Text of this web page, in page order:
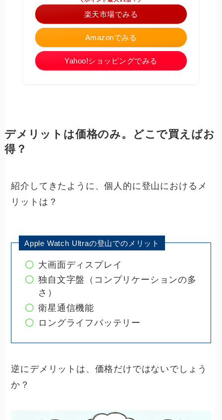
Amazonでみる
楽天市場でみる
Yahoo!ショッピングでみる
デメリットは価格のみ。どこで買えばお
得？
紹介してきたように、個人的に登山におけるメ
リットは？
Apple Watch Ultraの登山でのメリット
大画面ディスプレイ
独自文字盤（コンプリケーションの多
さ）
衛星通信機能
ロングライフバッテリー
逆にデメリットは、価格だけではないでしょう
か？